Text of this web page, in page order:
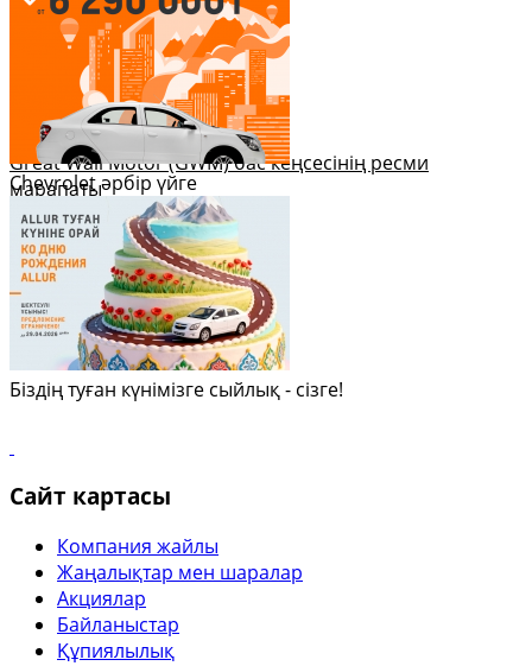
Great Wall Motor (GWM) бас кеңсесінің ресми
марапаты
Chevrolet әрбір үйге
Біздің туған күнімізге сыйлық - сізге!
Сайт картасы
Компания жайлы
Жаңалықтар мен шаралар
Акциялар
Байланыстар
Құпиялылық